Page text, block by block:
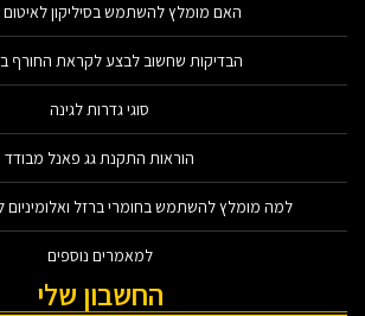
האם מומלץ להשתמש בסיליקון לאיטום
הבדיקות שחשוב לבצע לקראת החורף
סוגי גדרות לגינה
הוראות התקנת גג פאנל מבודד
למה מומלץ להשתמש בחומרי ברזל ואלומיניום
למאמרים נוספים
החשבון שלי